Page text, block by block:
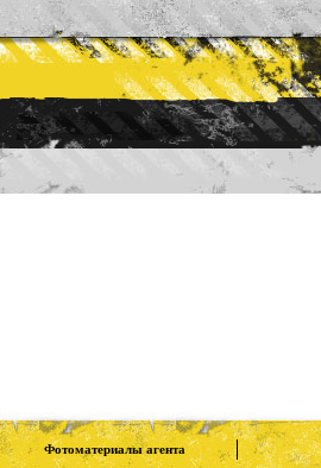
Фотоматериалы агента